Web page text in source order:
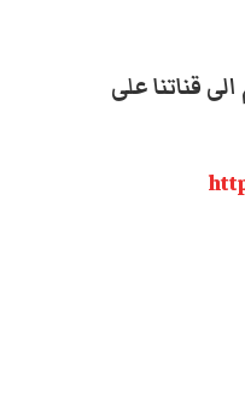
قناتنا على